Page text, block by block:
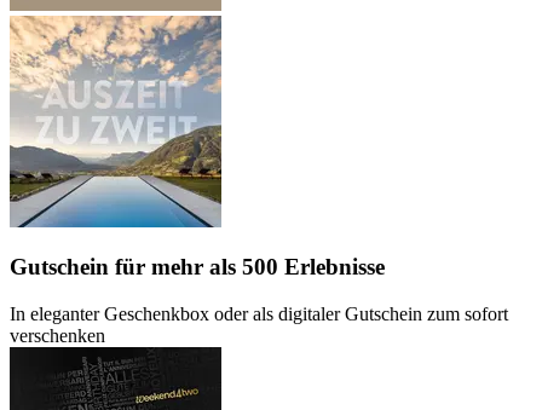
Gutschein für mehr als 500 Erlebnisse
In eleganter Geschenkbox oder als digitaler Gutschein zum sofort
verschenken